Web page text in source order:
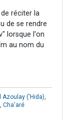
réciter la
de se rendre
lorsque l'on
au nom du
Azoulay ('Hida),
, Cha'aré